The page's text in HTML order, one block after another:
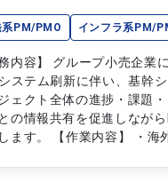
系PM/PMO インフラ系PM/
務内容】 グループ小売企業
ステム刷新に伴い、基幹
ェクト全体の進捗・課題
の情報共有を促進しなが
容】 ・海外製POSシステム